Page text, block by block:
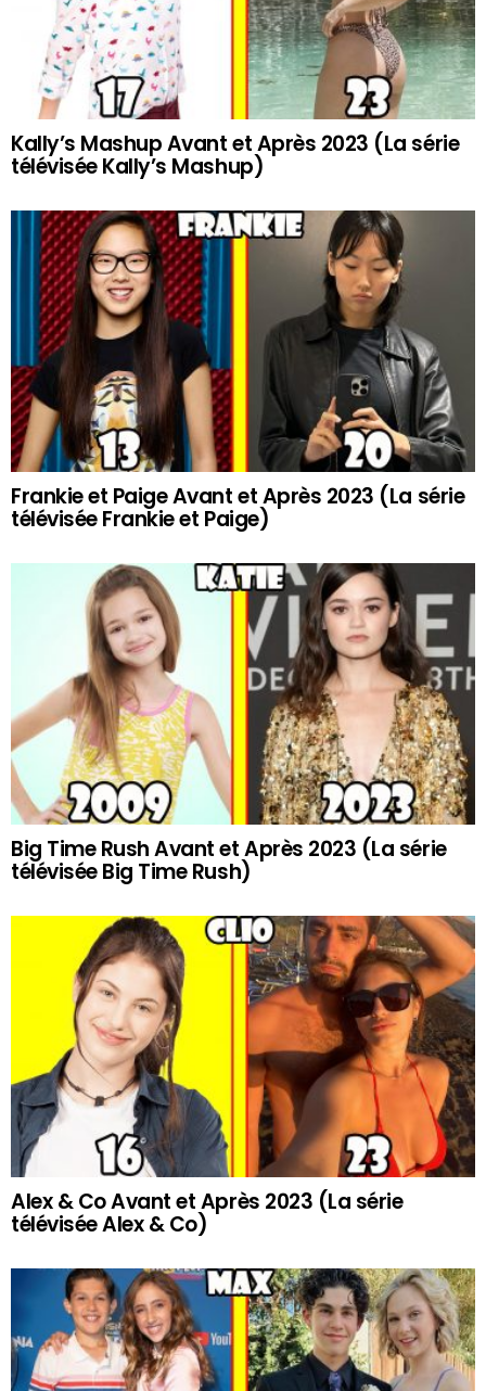
Kally’s Mashup Avant et Après 2023 (La série
télévisée Kally’s Mashup)
Frankie et Paige Avant et Après 2023 (La série
télévisée Frankie et Paige)
Big Time Rush Avant et Après 2023 (La série
télévisée Big Time Rush)
Alex & Co Avant et Après 2023 (La série
télévisée Alex & Co)